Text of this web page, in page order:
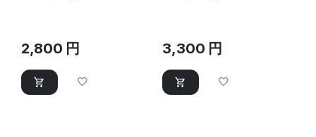
2,800 円 3,300 円